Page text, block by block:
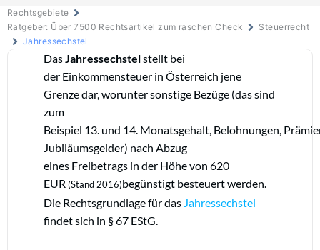
Rechtsgebiete
Ratgeber: Über 7500 Rechtsartikel zum raschen Check
Steuerrecht
Jahressechstel
DasJahressechstelstellt bei
der Einkommensteuer in Österreich jene
Grenze dar, worunter sonstige Bezüge (das sind
zum
Beispiel 13. und 14. Monatsgehalt, Belohnungen,
Jubiläumsgelder) nach Abzug
eines Freibetrags in der Höhe von 620
EUR (Stand 2016)begünstigt besteuert werden.
Die Rechtsgrundlage für das Jahressechstel
findet sich in § 67 EStG.